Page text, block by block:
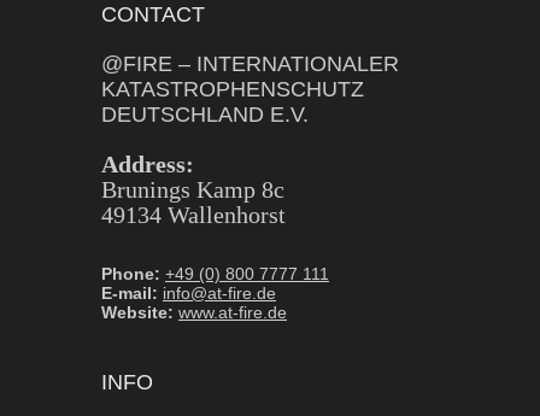
CONTACT
@FIRE – INTERNATIONALER
KATASTROPHENSCHUTZ
DEUTSCHLAND E.V.
Address:
Brunings Kamp 8c
49134 Wallenhorst
Phone: +49 (0) 800 7777 111
E-mail: info@at-fire.de
Website: www.at-fire.de
INFO